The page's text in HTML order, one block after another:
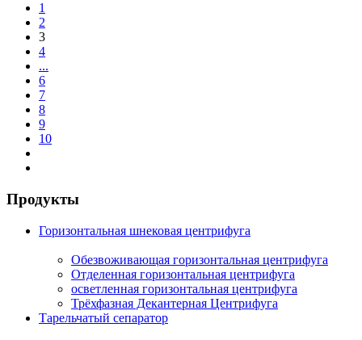
1
2
3
4
...
6
7
8
9
10
Продукты
Горизонтальная шнековая центрифуга
Обезвоживающая горизонтальная центрифуга
Отделенная горизонтальная центрифуга
осветленная горизонтальная центрифуга
Трёхфазная Декантерная Центрифуга
Тарельчатый сепаратор